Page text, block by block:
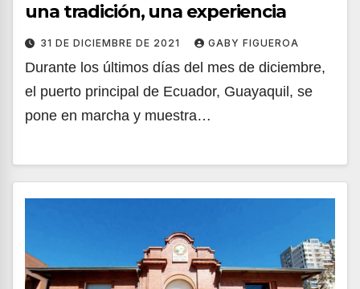
una tradición, una experiencia
31 DE DICIEMBRE DE 2021 GABY FIGUEROA
Durante los últimos días del mes de diciembre,
el puerto principal de Ecuador, Guayaquil, se
pone en marcha y muestra…